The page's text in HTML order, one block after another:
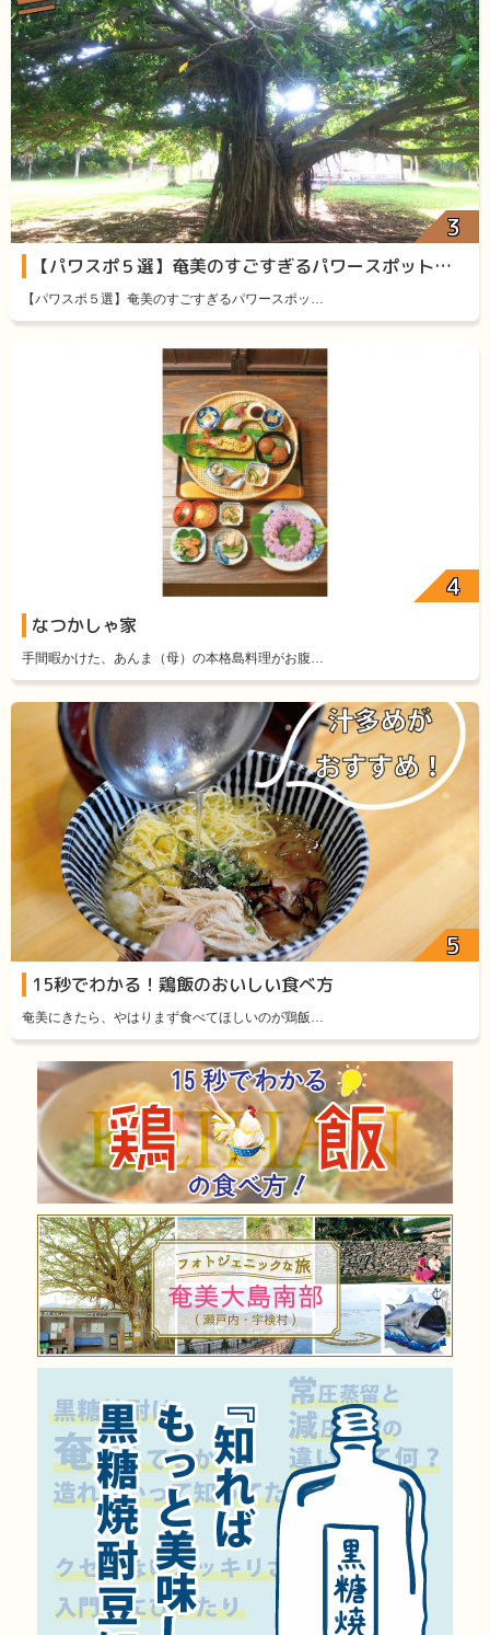
【パワスポ５選】奄美のすごすぎるパワースポット厳選５
【パワスポ５選】奄美のすごすぎるパワースポッ…
なつかしゃ家
手間暇かけた、あんま（母）の本格島料理がお腹…
15秒でわかる！鶏飯のおいしい食べ方
奄美にきたら、やはりまず食べてほしいのが鶏飯…